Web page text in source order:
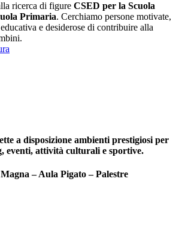
ricerca di figure CSED per la Scuola
Primaria. Cerchiamo persone motivate,
e desiderose di contribuire alla
a disposizione ambienti prestigiosi per
eventi, attività culturali e sportive.
– Aula Pigato – Palestre